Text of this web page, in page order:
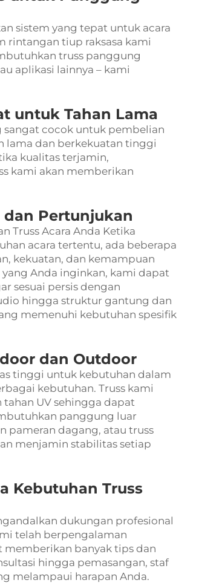
sistem yang tepat untuk acara
rintangan tiup raksasa kami
truss panggung
aplikasi lainnya – kami
untuk Tahan Lama
sangat cocok untuk pembelian
lama dan berkekuatan tinggi
kualitas terjamin,
kami akan memberikan
dan Pertunjukan
Truss Acara Anda Ketika
acara tertentu, ada beberapa
kekuatan, dan kemampuan
Anda inginkan, kami dapat
sesuai persis dengan
hingga struktur gantung dan
memenuhi kebutuhan spesifik
dan Outdoor
tinggi untuk kebutuhan dalam
kebutuhan. Truss kami
tahan UV sehingga dapat
panggung luar
pameran dagang, atau truss
menjamin stabilitas setiap
Kebutuhan Truss
dukungan profesional
telah berpengalaman
banyak tips dan
hingga pemasangan, staf
melampaui harapan Anda.